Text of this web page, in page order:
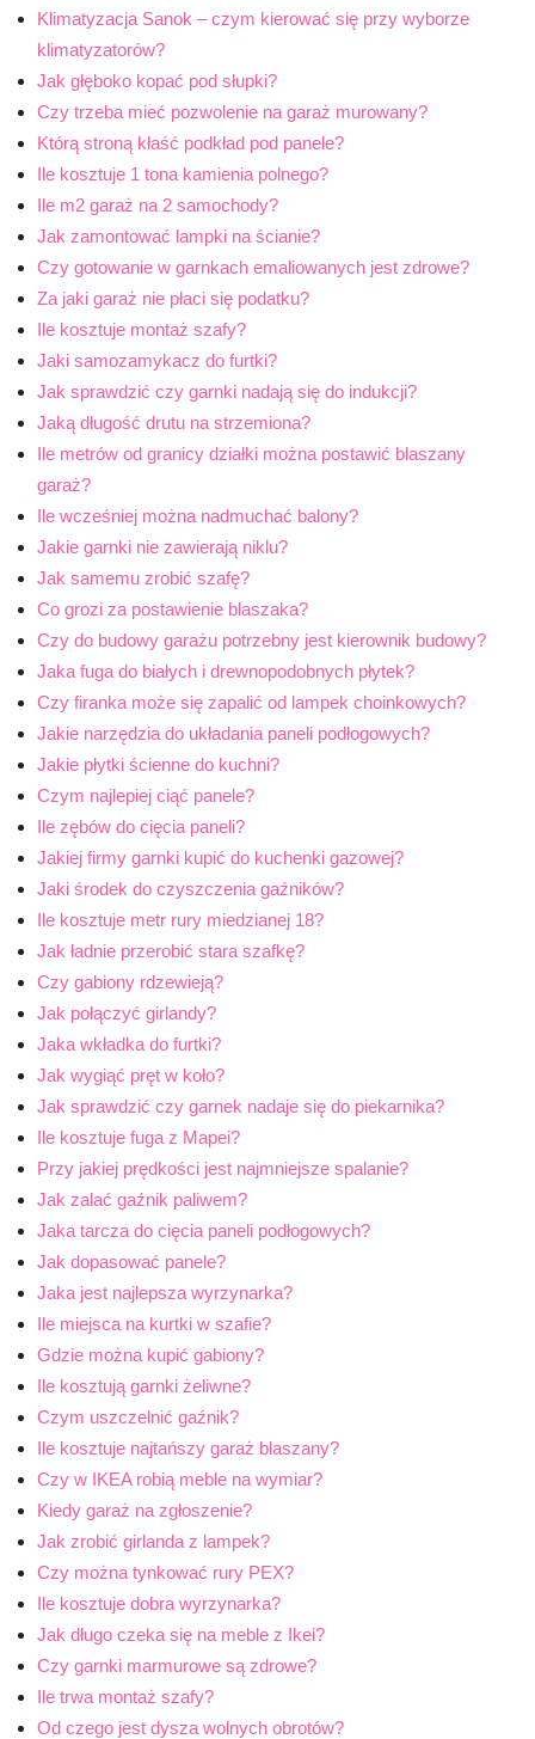
Klimatyzacja Sanok – czym kierować się przy wyborze
klimatyzatorów?
Jak głęboko kopać pod słupki?
Czy trzeba mieć pozwolenie na garaż murowany?
Którą stroną kłaść podkład pod panele?
Ile kosztuje 1 tona kamienia polnego?
Ile m2 garaż na 2 samochody?
Jak zamontować lampki na ścianie?
Czy gotowanie w garnkach emaliowanych jest zdrowe?
Za jaki garaż nie płaci się podatku?
Ile kosztuje montaż szafy?
Jaki samozamykacz do furtki?
Jak sprawdzić czy garnki nadają się do indukcji?
Jaką długość drutu na strzemiona?
Ile metrów od granicy działki można postawić blaszany
garaż?
Ile wcześniej można nadmuchać balony?
Jakie garnki nie zawierają niklu?
Jak samemu zrobić szafę?
Co grozi za postawienie blaszaka?
Czy do budowy garażu potrzebny jest kierownik budowy?
Jaka fuga do białych i drewnopodobnych płytek?
Czy firanka może się zapalić od lampek choinkowych?
Jakie narzędzia do układania paneli podłogowych?
Jakie płytki ścienne do kuchni?
Czym najlepiej ciąć panele?
Ile zębów do cięcia paneli?
Jakiej firmy garnki kupić do kuchenki gazowej?
Jaki środek do czyszczenia gaźników?
Ile kosztuje metr rury miedzianej 18?
Jak ładnie przerobić stara szafkę?
Czy gabiony rdzewieją?
Jak połączyć girlandy?
Jaka wkładka do furtki?
Jak wygiąć pręt w koło?
Jak sprawdzić czy garnek nadaje się do piekarnika?
Ile kosztuje fuga z Mapei?
Przy jakiej prędkości jest najmniejsze spalanie?
Jak zalać gaźnik paliwem?
Jaka tarcza do cięcia paneli podłogowych?
Jak dopasować panele?
Jaka jest najlepsza wyrzynarka?
Ile miejsca na kurtki w szafie?
Gdzie można kupić gabiony?
Ile kosztują garnki żeliwne?
Czym uszczelnić gaźnik?
Ile kosztuje najtańszy garaż blaszany?
Czy w IKEA robią meble na wymiar?
Kiedy garaż na zgłoszenie?
Jak zrobić girlanda z lampek?
Czy można tynkować rury PEX?
Ile kosztuje dobra wyrzynarka?
Jak długo czeka się na meble z Ikei?
Czy garnki marmurowe są zdrowe?
Ile trwa montaż szafy?
Od czego jest dysza wolnych obrotów?